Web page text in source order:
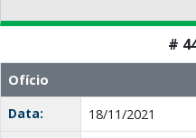
#
Ofício
Data:
18/11/2021